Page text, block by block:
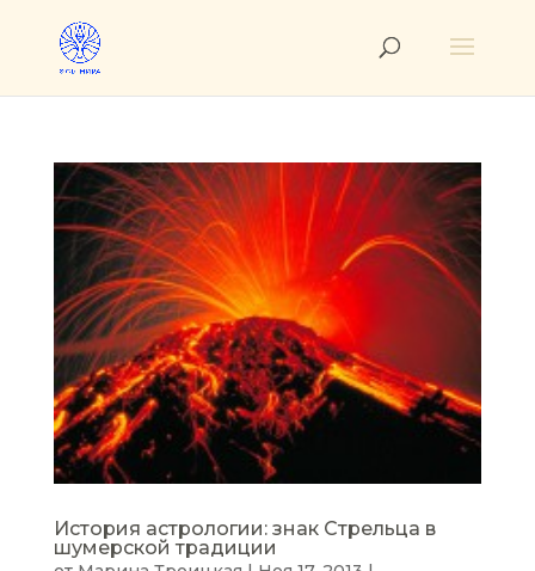
История астрологии: знак Стрельца в
шумерской традиции